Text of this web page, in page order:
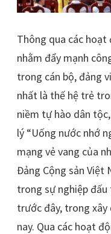
Thông qua các
nhằm đẩy mạnh
trong cán bộ, đảng
nhất là thế hệ trẻ
niềm tự hào dân
lý “Uống nước nhớ
mạng vẻ vang của
Đảng Cộng sản Việt
trong sự nghiệp
trước đây, trong xây
nay. Qua các hoạt